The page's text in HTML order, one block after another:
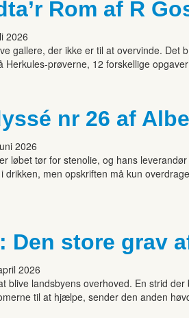
Rom af R
2026
gallere, der ikke er til at overvinde. Det
Herkules-prøverne, 12 forskellige
nr 26 af
2026
løbet tør for stenolie, og hans
drikken, men opskriften må kun
Den store grav
2026
blive landsbyens overhoved. En strid
til at hjælpe, sender den anden